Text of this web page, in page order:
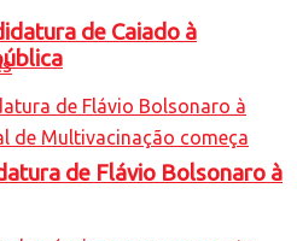
de Caiado à
de Flávio Bolsonaro à